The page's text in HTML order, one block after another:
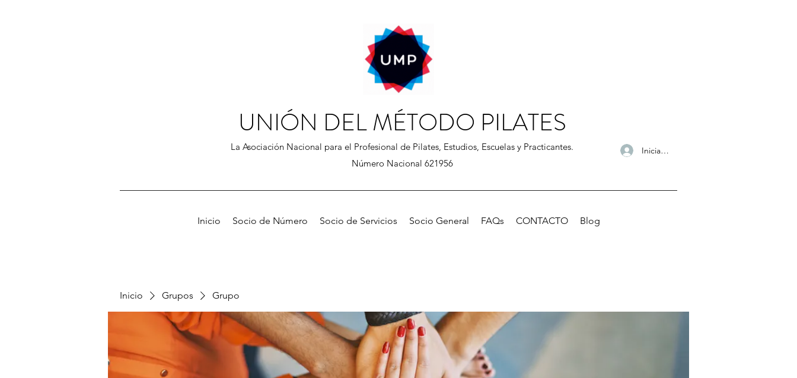
UNIÓN DEL MÉTODO PILATES
La Asociación Nacional para el Profesional de Pilates, Estudios, Escuelas y Practicantes.
Número Nacional 621956
Iniciar sesión
Inicio Socio de Número Socio de Servicios Socio General FAQs CONTACTO Blog
Inicio Grupos Grupo